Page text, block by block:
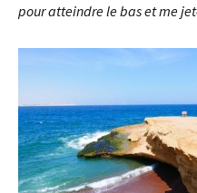
pour atteindre le bas et me